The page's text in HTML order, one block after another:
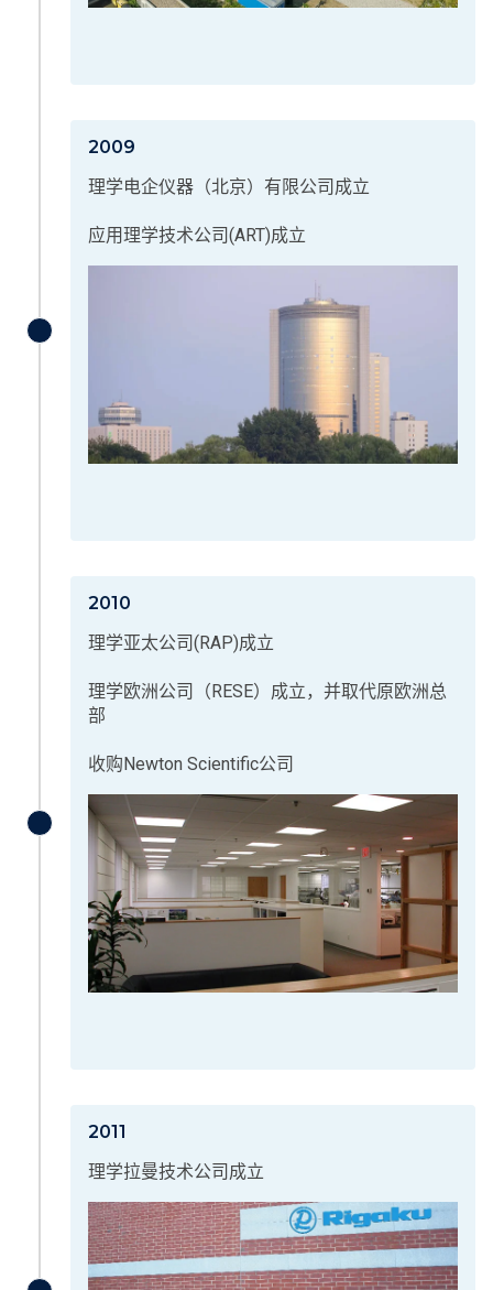
2009
理学电企仪器（北京）有限公司成立
应用理学技术公司(ART)成立
2010
理学亚太公司(RAP)成立
理学欧洲公司（RESE）成立，并取代原欧洲总
部
收购Newton Scientific公司
2011
理学拉曼技术公司成立